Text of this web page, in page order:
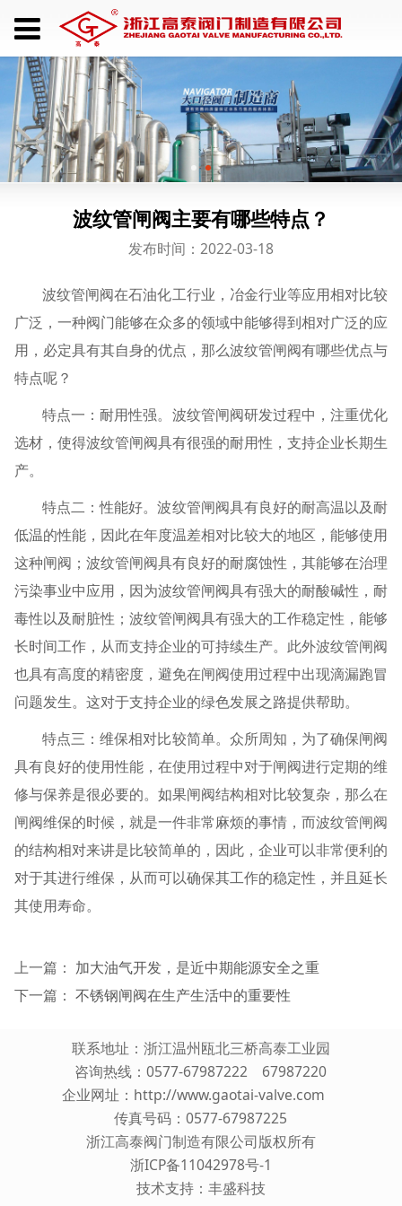
波纹管闸阀主要有哪些特点？
发布时间：2022-03-18
波纹管闸阀在石油化工行业，冶金行业等应用相对比较
广泛，一种阀门能够在众多的领域中能够得到相对广泛的应
用，必定具有其自身的优点，那么波纹管闸阀有哪些优点与
特点呢？
特点一：耐用性强。波纹管闸阀研发过程中，注重优化
选材，使得波纹管闸阀具有很强的耐用性，支持企业长期生
产。
特点二：性能好。波纹管闸阀具有良好的耐高温以及耐
低温的性能，因此在年度温差相对比较大的地区，能够使用
这种闸阀；波纹管闸阀具有良好的耐腐蚀性，其能够在治理
污染事业中应用，因为波纹管闸阀具有强大的耐酸碱性，耐
毒性以及耐脏性；波纹管闸阀具有强大的工作稳定性，能够
长时间工作，从而支持企业的可持续生产。此外波纹管闸阀
也具有高度的精密度，避免在闸阀使用过程中出现滴漏跑冒
问题发生。这对于支持企业的绿色发展之路提供帮助。
特点三：维保相对比较简单。众所周知，为了确保闸阀
具有良好的使用性能，在使用过程中对于闸阀进行定期的维
修与保养是很必要的。如果闸阀结构相对比较复杂，那么在
闸阀维保的时候，就是一件非常麻烦的事情，而波纹管闸阀
的结构相对来讲是比较简单的，因此，企业可以非常便利的
对于其进行维保，从而可以确保其工作的稳定性，并且延长
其使用寿命。
上一篇： 加大油气开发，是近中期能源安全之重
下一篇： 不锈钢闸阀在生产生活中的重要性
联系地址：浙江温州瓯北三桥高泰工业园
咨询热线：0577-67987222 67987220
企业网址： http://www.gaotai-valve.com
传真号码：0577-67987225
浙江高泰阀门制造有限公司版权所有
浙ICP备11042978号-1
技术支持： 丰盛科技